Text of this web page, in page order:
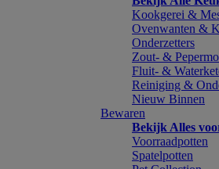
Kookgerei &
Ovenwanten &
Onderzetters
Zout- &
Fluit- &
Reiniging &
Nieuw Binnen
Bewaren
Bekijk Alles
Voorraadpotten
Spatelpotten